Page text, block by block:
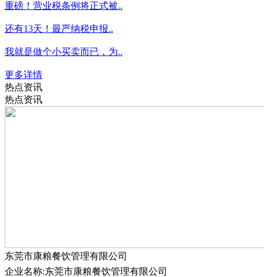
重磅！营业税条例将正式被..
还有13天！最严纳税申报..
我就是做个小买卖而已，为..
更多详情
热点资讯
热点资讯
东莞市康粮餐饮管理有限公司
企业名称:东莞市康粮餐饮管理有限公司